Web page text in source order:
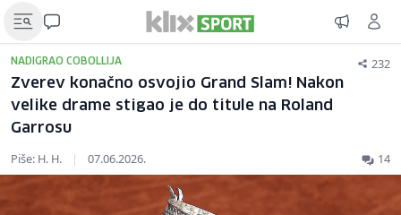
NADIGRAO COBOLLIJA 232
Zverev konačno osvojio Grand Slam! Nakon
velike drame stigao je do titule na Roland
Garrosu
Piše: H. H. | 07.06.2026. 14